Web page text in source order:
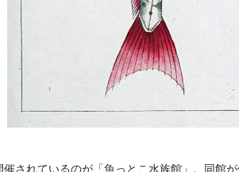
されているのが「魚っとこ水族館」。同館